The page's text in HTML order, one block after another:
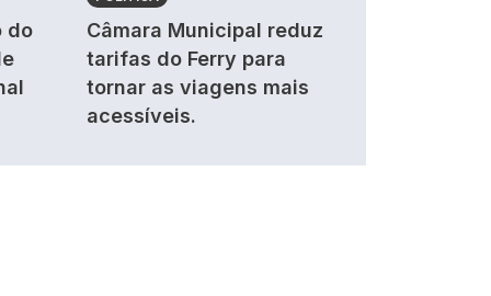
do
Câmara Municipal reduz
tarifas do Ferry para
tornar as viagens mais
acessíveis.